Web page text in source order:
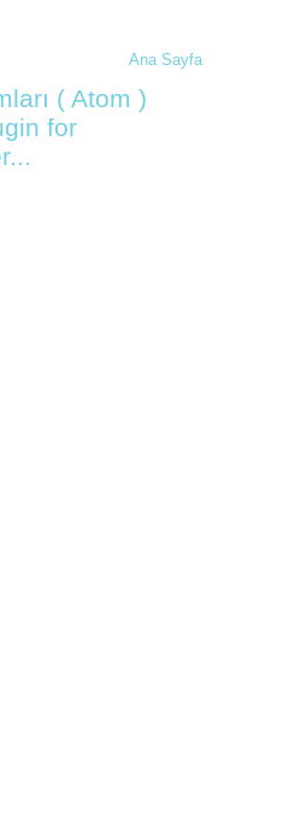
Ana Sayfa
( Atom )